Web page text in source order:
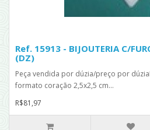
Ref. 15913 - BIJOUTERIA C/
(DZ)
Peça vendida por dúzia/preço por
formato coração 2,5x2,5 cm...
R$81,97